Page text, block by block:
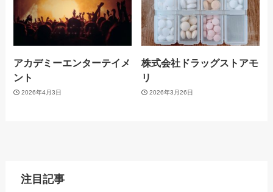
アカデミーエンターテイメ
ント
2026年4月3日
株式会社ドラッグストアモ
リ
2026年3月26日
注目記事